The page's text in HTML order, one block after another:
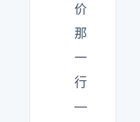
价
那
一
行
—